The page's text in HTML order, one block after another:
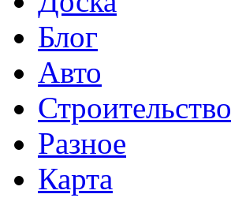
Блог
Авто
Строительство
Разное
Карта